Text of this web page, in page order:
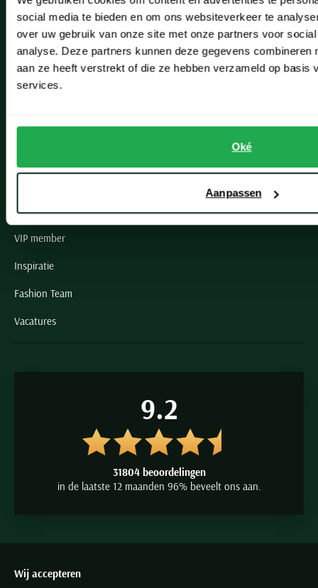
social media te bieden en om ons websiteverkeer te
over uw gebruik van onze site met onze partners voor
analyse. Deze partners kunnen deze gegevens combineren
aan ze heeft verstrekt of die ze hebben verzameld op basis
services.
Oké
Aanpassen
Lisse
Noordwijk
Oegstgeest
Paul & Shark specialist
VIP member
Inspiratie
Fashion Team
Vacatures
9.2
31804 beoordelingen
in de laatste 12 maanden 96% beveelt ons aan.
Wij accepteren